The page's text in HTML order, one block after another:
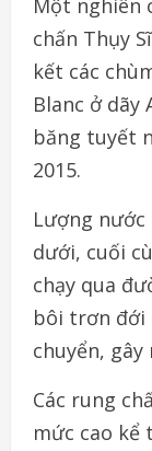
Một nghiên
chấn Thụy
kết các
Blanc ở dãy
băng tuyết
2015.
Lượng nước
dưới, cuối
chạy qua
bôi trơn đới
chuyển,
Các rung
mức cao kể